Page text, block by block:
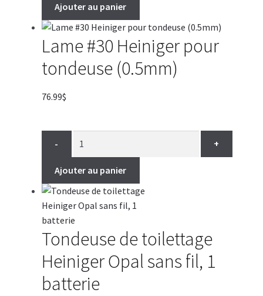
Ajouter au panier
Lame #30 Heiniger pour
tondeuse (0.5mm)
76.99$
- +
Ajouter au panier
Tondeuse de toilettage
Heiniger Opal sans fil, 1
batterie